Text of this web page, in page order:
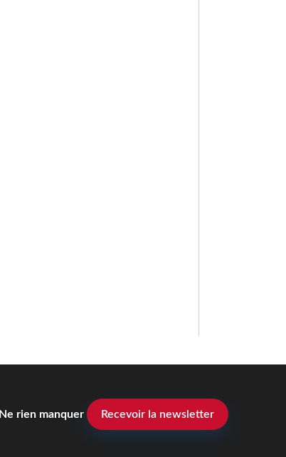
Ne rien manquer Recevoir la newsletter